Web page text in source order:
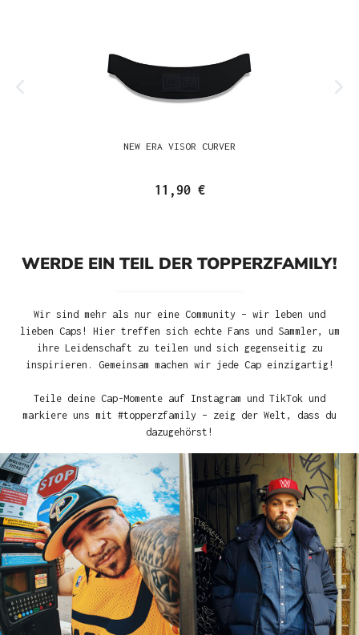
NEW ERA VISOR CURVER
11,90 €
WERDE EIN TEIL DER TOPPERZFAMILY!
Wir sind mehr als nur eine Community – wir leben und
lieben Caps! Hier treffen sich echte Fans und Sammler, um
ihre Leidenschaft zu teilen und sich gegenseitig zu
inspirieren. Gemeinsam machen wir jede Cap einzigartig!
Teile deine Cap-Momente auf Instagram und TikTok und
markiere uns mit #topperzfamily – zeig der Welt, dass du
dazugehörst!